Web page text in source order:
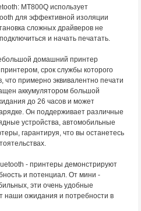
MT800Q использует
для эффективной изоляции
сложных драйверов не
и начать печатать.
домашний принтер
срок службы которого
что примерно эквивалентно печати
аккумулятором большой
до 26 часов и может
Он поддерживает различные
устройства, автомобильные
гарантируя, что вы останетесь
- принтеры демонстрируют
и потенциал. От мини -
эти очень удобные
наши ожидания и потребности в